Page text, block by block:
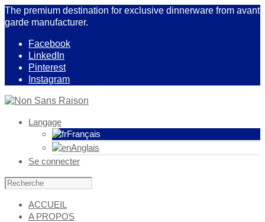
The premium destination for exclusive dinnerware from avant
garde manufacturer.
Facebook
LinkedIn
Pinterest
Instagram
Langage
Français
Anglais
Se connecter
ACCUEIL
A PROPOS